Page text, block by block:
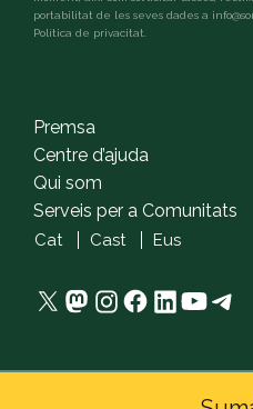
portabilitat de les seves dades a
Política de privacitat.
Premsa
Centre d’ajuda
Qui som
Serveis per a Comunitats
Cat Cast Eus
X Mastodon
Instagram
Facebook
LinkedIn